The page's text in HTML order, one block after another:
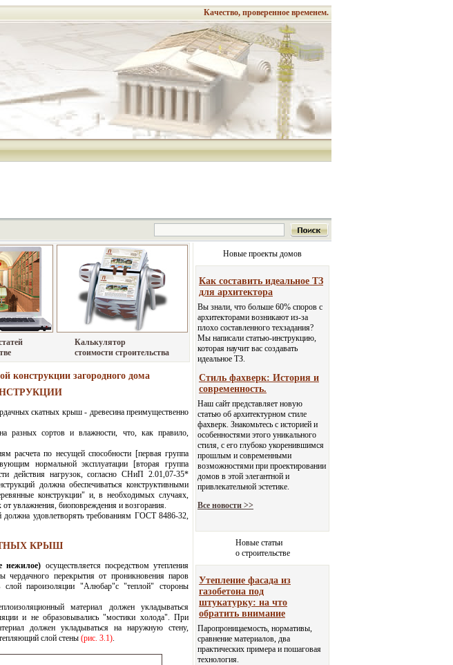
Качество, проверенное временем.
Калькулятор
стоимости строительства
конструкции загородного дома
скатных крыш - древесина преимущественно
разных сортов и влажности, что, как правило,
расчета по несущей способности [первая группа
нормальной эксплуатации [вторая группа
действия нагрузок, согласно СНиП 2.01,07-35*
должна обеспечиваться конструктивными
конструкции" и, в необходимых случаях,
увлажнения, биоповреждения и возгорания.
должна удовлетворять требованиям ГОСТ 8486-32,
КРЫШ
нежилое) осуществляется посредством утепления
чердачного перекрытия от проникновения паров
слой пароизоляции "Алюбар"с "теплой" стороны
материал должен укладываться
и не образовывались "мостики холода". При
должен укладываться на наружную стену,
слой стены (рис. 3.1).
Новые проекты домов
Как составить идеальное ТЗ
для архитектора
Вы знали, что больше 60% споров с
архитекторами возникают из-за
плохо составленного техзадания?
Мы написали статью-инструкцию,
которая научит вас создавать
идеальное ТЗ.
Стиль фахверк: История и
современность.
Наш сайт представляет новую
статью об архитектурном стиле
фахверк. Знакомьтесь с историей и
особенностями этого уникального
стиля, с его глубоко укоренившимся
прошлым и современными
возможностями при проектировании
домов в этой элегантной и
привлекательной эстетике.
Все новости >>
Новые статьи
о строительстве
Утепление фасада из
газобетона под
штукатурку: на что
обратить внимание
Паропроницаемость, нормативы,
сравнение материалов, два
практических примера и пошаговая
технология.